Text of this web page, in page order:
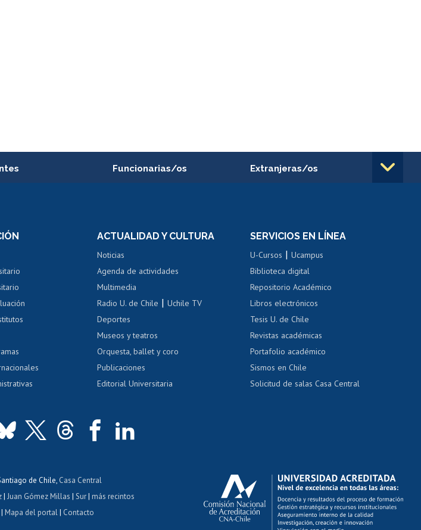
docente
académica
al AUCAI
Funcionarias/os
Portal de movilidad interna
Certificado de renta
Certificado de renta
Extranjeras/os
Cursos de español
TUI Acoso laboral, sexual y violencia Denuncias administrativas
ACTUALIDAD Y CULTURA
Noticias
Agenda de actividades
Multimedia
Radio U. de Chile |Uchile TV
Deportes
Museos y teatros
Orquesta, ballet y coro
Publicaciones
Editorial Universitaria
SERVICIOS EN LÍNEA
U-Cursos |Ucampus
Biblioteca digital
Repositorio Académico
Libros electrónicos
Tesis U. de Chile
Revistas académicas
Portafolio académico
Sismos en Chile
Solicitud de salas Casa Central
de Chile, Casa Central
| Juan Gómez Millas | Sur| más recintos
|Mapa del portal| Contacto